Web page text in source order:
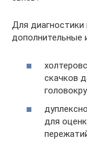
Для
дополнительные
скачков
для